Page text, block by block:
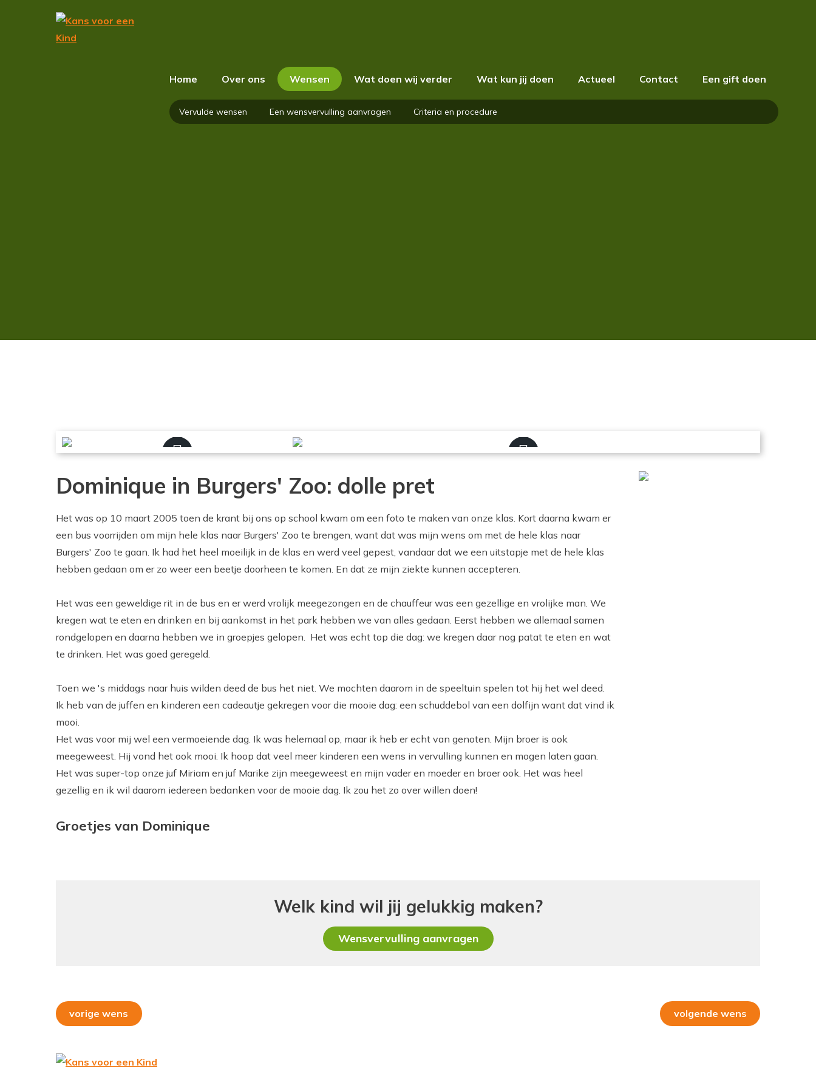
Home Over ons Wensen
Vervulde wensen Een wensvervulling aanvragen Criteria en procedure
Wat doen wij verder Wat kun jij doen Actueel Contact Een gift doen
Dominique in Burgers' Zoo: dolle pret
Het was op 10 maart 2005 toen de krant bij ons op school kwam om een foto te maken van onze klas. Kort daarna kwam er
een bus voorrijden om mijn hele klas naar Burgers' Zoo te brengen, want dat was mijn wens om met de hele klas naar
Burgers' Zoo te gaan. Ik had het heel moeilijk in de klas en werd veel gepest, vandaar dat we een uitstapje met de hele klas
hebben gedaan om er zo weer een beetje doorheen te komen. En dat ze mijn ziekte kunnen accepteren.
Het was een geweldige rit in de bus en er werd vrolijk meegezongen en de chauffeur was een gezellige en vrolijke man. We
kregen wat te eten en drinken en bij aankomst in het park hebben we van alles gedaan. Eerst hebben we allemaal samen
rondgelopen en daarna hebben we in groepjes gelopen. Het was echt top die dag: we kregen daar nog patat te eten en wat
te drinken. Het was goed geregeld.
Toen we 's middags naar huis wilden deed de bus het niet. We mochten daarom in de speeltuin spelen tot hij het wel deed.
Ik heb van de juffen en kinderen een cadeautje gekregen voor die mooie dag: een schuddebol van een dolfijn want dat vind ik
mooi.
Het was voor mij wel een vermoeiende dag. Ik was helemaal op, maar ik heb er echt van genoten. Mijn broer is ook
meegeweest. Hij vond het ook mooi. Ik hoop dat veel meer kinderen een wens in vervulling kunnen en mogen laten gaan.
Het was super-top onze juf Miriam en juf Marike zijn meegeweest en mijn vader en moeder en broer ook. Het was heel
gezellig en ik wil daarom iedereen bedanken voor de mooie dag. Ik zou het zo over willen doen!
Groetjes van Dominique
Welk kind wil jij gelukkig maken?
Wensvervulling aanvragen
vorige wens volgende wens